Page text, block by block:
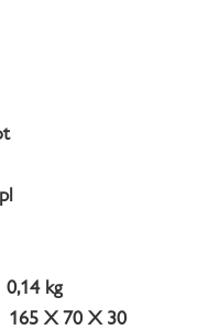
0,14 kg
165 X 70 X 30